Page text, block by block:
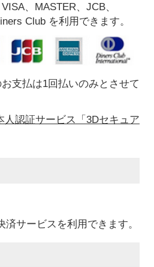
、MASTER、JCB、
Club を利用できます。
支払は1回払いのみとさせて
人認証サービス「3Dセキュア
サービスを利用できます。